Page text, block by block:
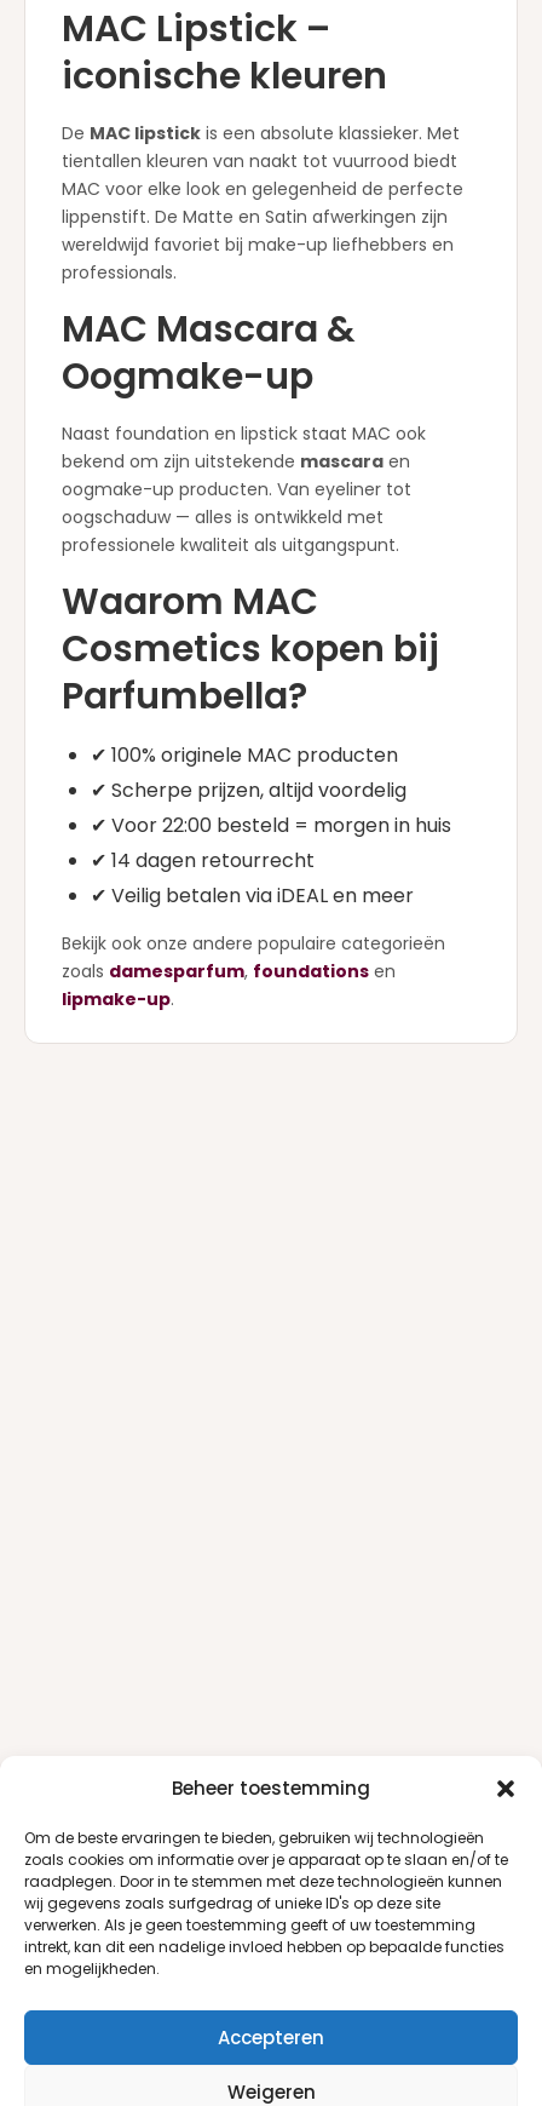
Beheer toestemming
Om de beste ervaringen te bieden, gebruiken wij technologieën
zoals cookies om informatie over je apparaat op te slaan en/of te
raadplegen. Door in te stemmen met deze technologieën kunnen
wij gegevens zoals surfgedrag of unieke ID's op deze site
verwerken. Als je geen toestemming geeft of uw toestemming
intrekt, kan dit een nadelige invloed hebben op bepaalde functies
en mogelijkheden.
Accepteren
Weigeren
MAC Lipstick –
iconische kleuren
De MAC lipstick is een absolute klassieker. Met
tientallen kleuren van naakt tot vuurrood biedt
MAC voor elke look en gelegenheid de perfecte
lippenstift. De Matte en Satin afwerkingen zijn
wereldwijd favoriet bij make-up liefhebbers en
professionals.
MAC Mascara &
Oogmake-up
Naast foundation en lipstick staat MAC ook
bekend om zijn uitstekende mascara en
oogmake-up producten. Van eyeliner tot
oogschaduw — alles is ontwikkeld met
professionele kwaliteit als uitgangspunt.
Waarom MAC
Cosmetics kopen bij
Parfumbella?
✔ 100% originele MAC producten
✔ Scherpe prijzen, altijd voordelig
✔ Voor 22:00 besteld = morgen in huis
✔ 14 dagen retourrecht
✔ Veilig betalen via iDEAL en meer
Bekijk ook onze andere populaire categorieën
zoals damesparfum, foundations en
lipmake-up.